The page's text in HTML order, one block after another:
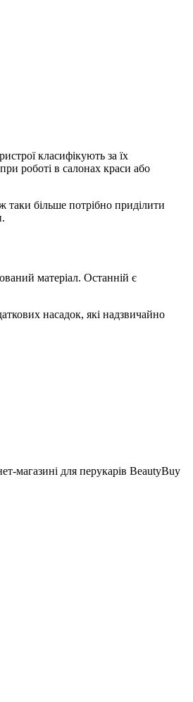
класифікують за їх
роботі в салонах краси або
більше потрібно приділити
матеріал. Останній є
насадок, які надзвичайно
магазині для перукарів BeautyBuy